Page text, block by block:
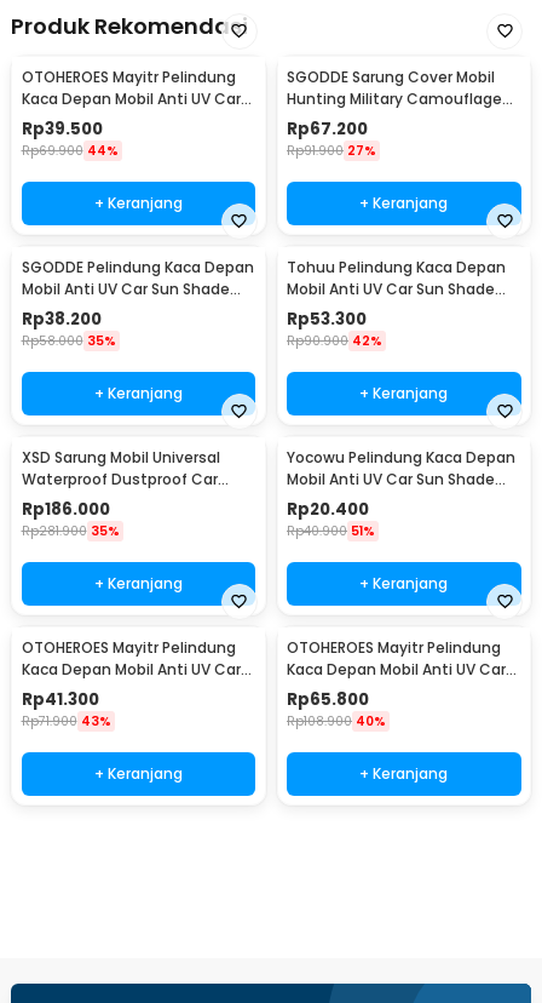
Produk Rekomendasi
OTOHEROES Mayitr Pelindung
Kaca Depan Mobil Anti UV Car
Sun Shade 180x100cm - CK150
Rp39.500
Rp69.900 44%
+ Keranjang
SGODDE Sarung Cover Mobil
Hunting Military Camouflage
Nets 4x2M - GE211
Rp67.200
Rp91.900 27%
+ Keranjang
SGODDE Pelindung Kaca Depan
Mobil Anti UV Car Sun Shade
208x120cm - CK300
Rp38.200
Rp58.000 35%
+ Keranjang
Tohuu Pelindung Kaca Depan
Mobil Anti UV Car Sun Shade
145x79cm - CK200
Rp53.300
Rp90.900 42%
+ Keranjang
XSD Sarung Mobil Universal
Waterproof Dustproof Car
Cover Double Layer SUV/JEEP
YXL - CT400
Rp186.000
Rp281.900 35%
+ Keranjang
Yocowu Pelindung Kaca Depan
Mobil Anti UV Car Sun Shade
150x70cm - CK250
Rp20.400
Rp40.900 51%
+ Keranjang
OTOHEROES Mayitr Pelindung
Kaca Depan Mobil Anti UV Car
Sun Shade 200x100cm - CK150
Rp41.300
Rp71.900 43%
+ Keranjang
OTOHEROES Mayitr Pelindung
Kaca Depan Mobil Anti UV Car
Sun Shade 192x126cm - CK150
Rp65.800
Rp108.900 40%
+ Keranjang